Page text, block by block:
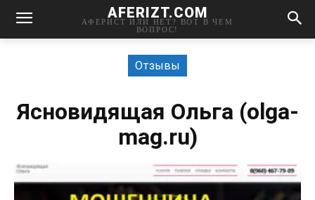
AFERIZT.COM
АФЕРИСТ ИЛИ НЕТ? ВОТ В ЧЕМ
ВОПРОС!
Отзывы
Ясновидящая Ольга (olga-
mag.ru)